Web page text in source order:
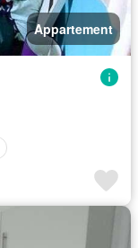
Appartement